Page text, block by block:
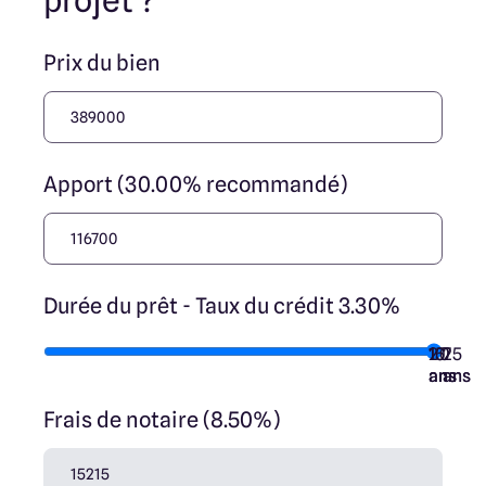
transaction et ne participent à la vente. Prix indiqués par
Prix du bien
Apport (30.00% recommandé)
Durée du prêt - Taux du crédit 3.30%
7
ans
10
ans
15
ans
20
ans
25
ans
Frais de notaire (8.50%)